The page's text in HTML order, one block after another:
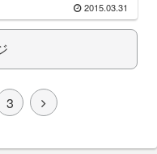
2015.03.31
3